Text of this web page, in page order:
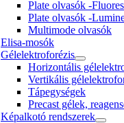
Plate olvasók -
Plate olvasók -
Multimode olvasók
Elisa-mosók
Gélelektroforézis
Horizontális
Vertikális
Tápegységek
Precast gélek,
Képalkotó rendszerek